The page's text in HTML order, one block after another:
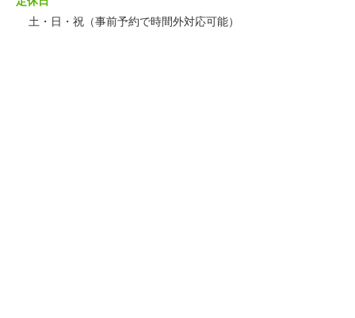
土・日・祝（事前予約で時間外対応可能）